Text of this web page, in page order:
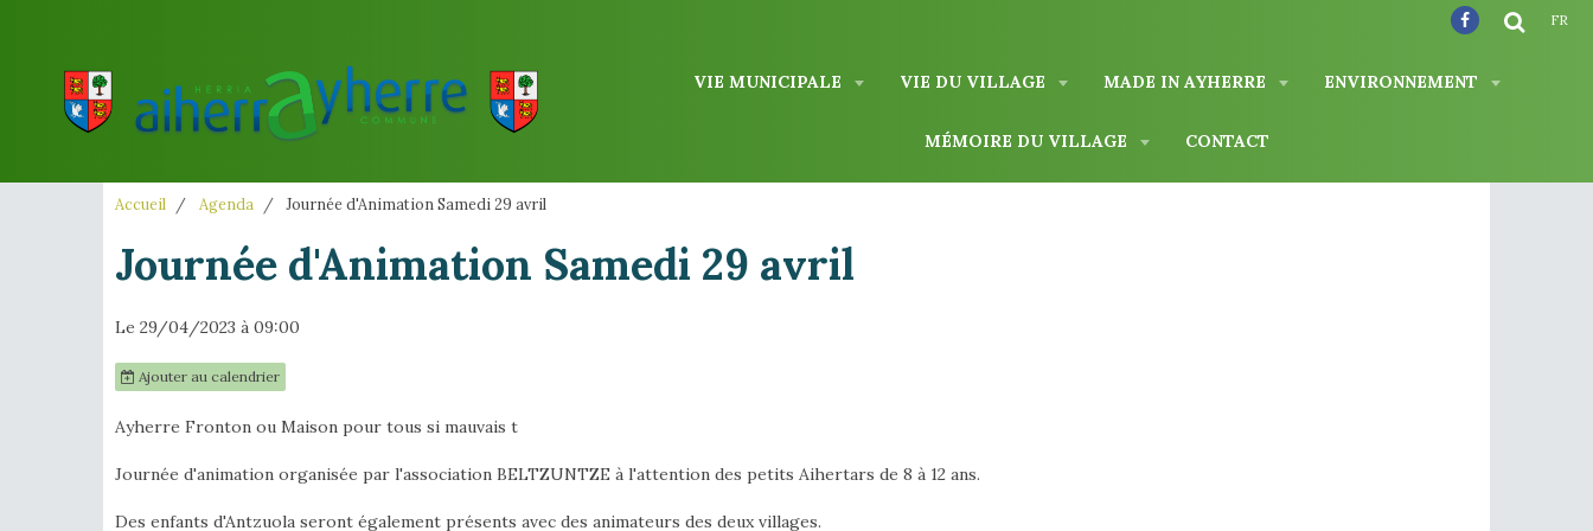
VIE MUNICIPALE VIE DU VILLAGE MADE IN AYHERRE ENVIRONNEMENT
MÉMOIRE DU VILLAGE CONTACT
FR
Accueil Agenda Journée d'Animation Samedi 29 avril
Journée d'Animation Samedi 29 avril
Le 29/04/2023 à 09:00
Ajouter au calendrier
Ayherre Fronton ou Maison pour tous si mauvais t
Journée d'animation organisée par l'association BELTZUNTZE à l'attention des petits Aihertars de 8 à 12 ans.
Des enfants d'Antzuola seront également présents avec des animateurs des deux villages.